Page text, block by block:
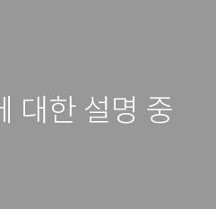
대한 설명 중